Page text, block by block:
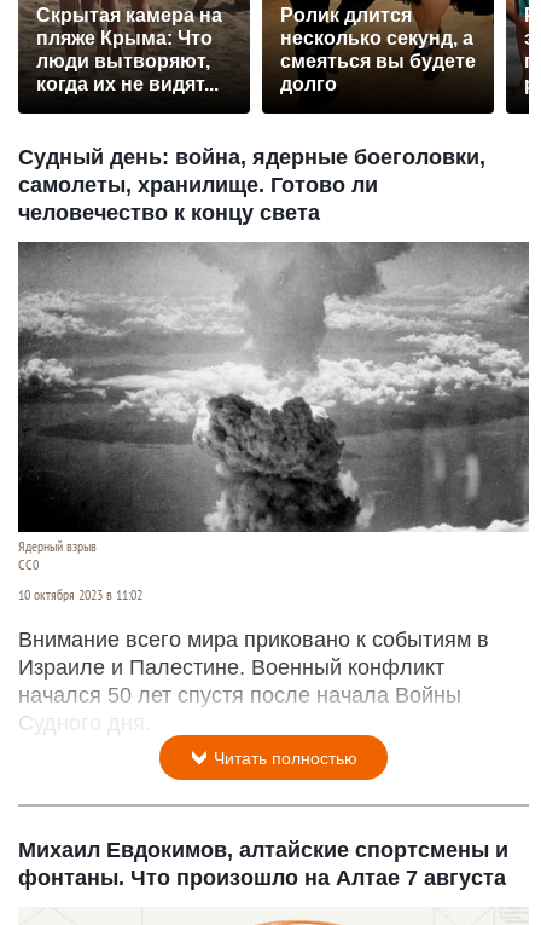
Скрытая камера на
пляже Крыма: Что
люди вытворяют,
когда их не видят...
Ролик длится
несколько секунд, а
смеяться вы будете
долго
Судный день: война, ядерные боеголовки,
самолеты, хранилище. Готово ли
человечество к концу света
Ядерный взрыв
СС0
10 октября 2023 в 11:02
Внимание всего мира приковано к событиям в
Израиле и Палестине. Военный конфликт
начался 50 лет спустя после начала Войны
Судного дня.
Читать полностью
Михаил Евдокимов, алтайские спортсмены и
фонтаны. Что произошло на Алтае 7 августа